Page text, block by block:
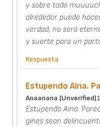
y sobre todo
alrededor puede
verdad, no será
y suerte para un
Respuesta
Estupendo Aina.
Anaanana (unverified)
Estupendo Aina.
gines sean